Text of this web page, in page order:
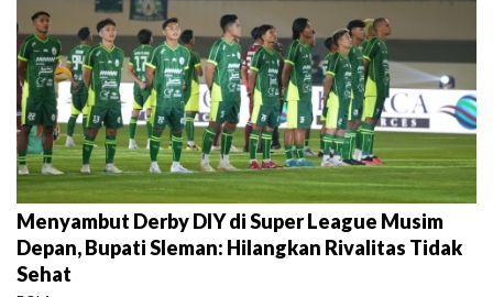
Menyambut Derby DIY di Super League Musim
Depan, Bupati Sleman: Hilangkan Rivalitas Tidak
Sehat